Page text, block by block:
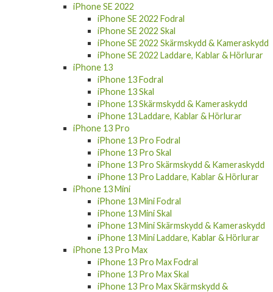
iPhone SE 2022 Fodral
iPhone SE 2022 Skal
iPhone SE 2022 Skärmskydd & Kameraskydd
iPhone SE 2022 Laddare, Kablar & Hörlurar
iPhone 13
iPhone 13 Fodral
iPhone 13 Skal
iPhone 13 Skärmskydd & Kameraskydd
iPhone 13 Laddare, Kablar & Hörlurar
iPhone 13 Pro
iPhone 13 Pro Fodral
iPhone 13 Pro Skal
iPhone 13 Pro Skärmskydd & Kameraskydd
iPhone 13 Pro Laddare, Kablar & Hörlurar
iPhone 13 Mini
iPhone 13 Mini Fodral
iPhone 13 Mini Skal
iPhone 13 Mini Skärmskydd & Kameraskydd
iPhone 13 Mini Laddare, Kablar & Hörlurar
iPhone 13 Pro Max
iPhone 13 Pro Max Fodral
iPhone 13 Pro Max Skal
iPhone 13 Pro Max Skärmskydd &
Kameraskydd